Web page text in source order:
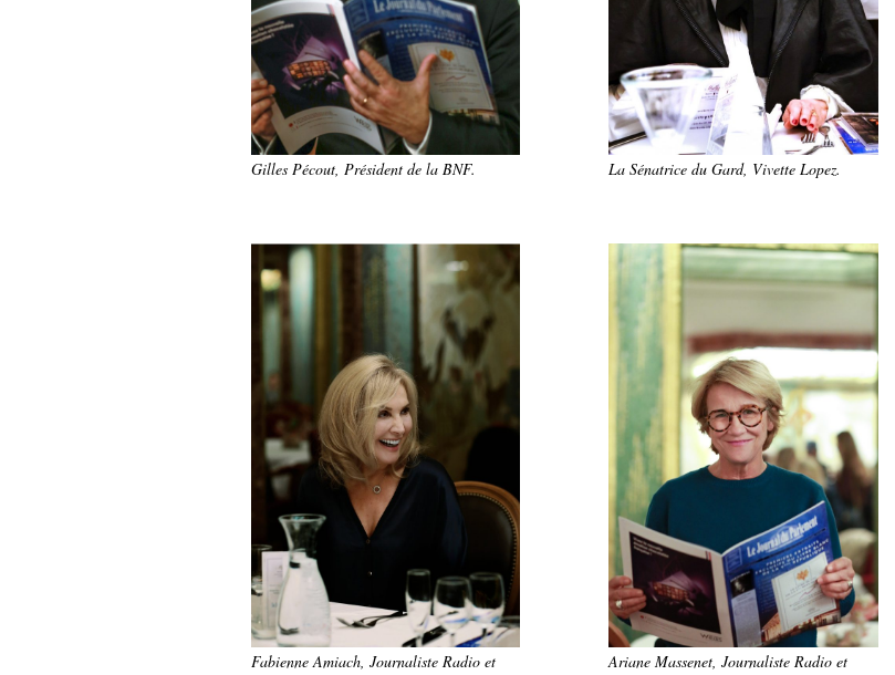
Gilles Pécout, Président de la BNF. La Sénatrice du Gard, Vivette Lopez.
Fabienne Amiach, Journaliste Radio et
Ariane Massenet, Journaliste Radio et